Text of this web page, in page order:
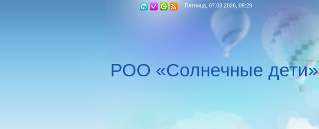
Пятница, 07.08.2026, 09:29
РОО «Солнечные дети»